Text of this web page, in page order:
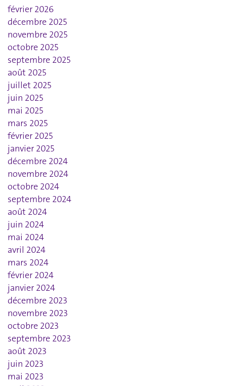
février 2026
décembre 2025
novembre 2025
octobre 2025
septembre 2025
août 2025
juillet 2025
juin 2025
mai 2025
mars 2025
février 2025
janvier 2025
décembre 2024
novembre 2024
octobre 2024
septembre 2024
août 2024
juin 2024
mai 2024
avril 2024
mars 2024
février 2024
janvier 2024
décembre 2023
novembre 2023
octobre 2023
septembre 2023
août 2023
juin 2023
mai 2023